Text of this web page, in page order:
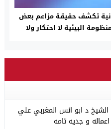
تكشف حقيقة مزاعم بعض
البيئية لا احتكار ولا
الشيخ د ابو انس المغربي علي
و جديه تامه